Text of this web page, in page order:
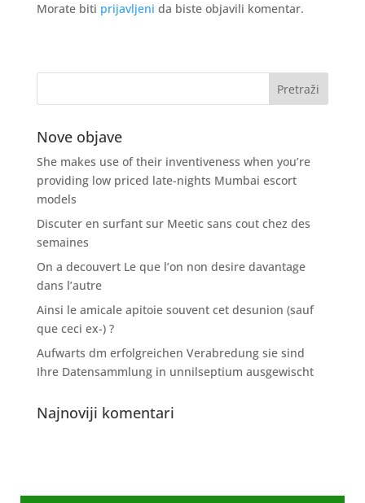
Morate biti prijavljeni da biste objavili komentar.
Nove objave
She makes use of their inventiveness when you’re
providing low priced late-nights Mumbai escort
models
Discuter en surfant sur Meetic sans cout chez des
semaines
On a decouvert Le que l’on non desire davantage
dans l’autre
Ainsi le amicale apitoie souvent cet desunion (sauf
que ceci ex-) ?
Aufwarts dm erfolgreichen Verabredung sie sind
Ihre Datensammlung in unnilseptium ausgewischt
Najnoviji komentari